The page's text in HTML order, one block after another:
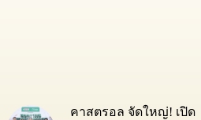
คาสตรอล จัดใหญ่! เปิด